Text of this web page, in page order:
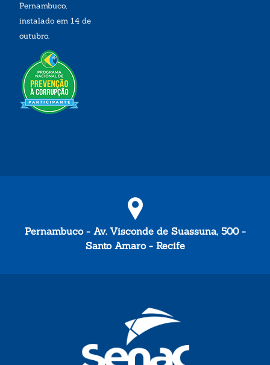
Pernambuco,
instalado em 14 de
outubro.
Pernambuco - Av. Visconde de Suassuna, 500 -
Santo Amaro - Recife